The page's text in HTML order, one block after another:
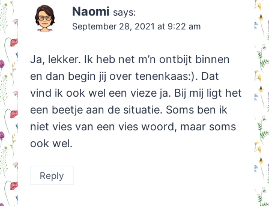
Naomi says:
September 28, 2021 at 9:22 am
Ja, lekker. Ik heb net m’n ontbijt binnen
en dan begin jij over tenenkaas:). Dat
vind ik ook wel een vieze ja. Bij mij ligt het
een beetje aan de situatie. Soms ben ik
niet vies van een vies woord, maar soms
ook wel.
Reply